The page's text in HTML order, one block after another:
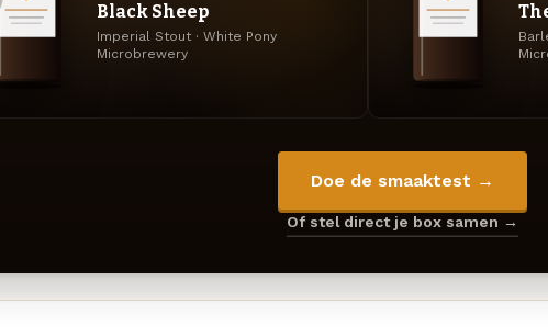
Black Sheep
Imperial Stout · White Pony
Microbrewery
Doe de smaaktest →
Of stel direct je box samen →